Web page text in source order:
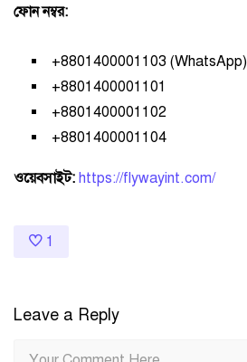
ফোন নম্বর:
+8801400001103 (WhatsApp)
+8801400001101
+8801400001102
+8801400001104
ওয়েবসাইট: https://flywayint.com/
1
Leave a Reply